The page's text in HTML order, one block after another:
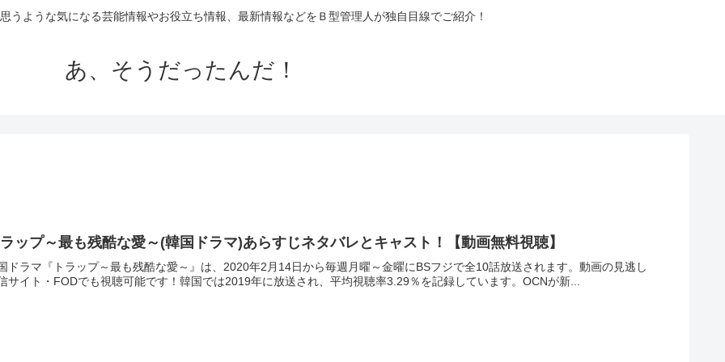
うような気になる芸能情報やお役立ち情報、最新情報などをＢ型管理人が独自目線でご紹介！
あ、そうだったんだ！
ップ～最も残酷な愛～(韓国ドラマ)あらすじネタバレとキャスト！【動画無料視聴】
ドラマ『トラップ～最も残酷な愛～』は、2020年2月14日から毎週月曜～金曜にBSフジで全10話放送されます。動画の見逃し
サイト・FODでも視聴可能です！韓国では2019年に放送され、平均視聴率3.29％を記録しています。OCNが新...